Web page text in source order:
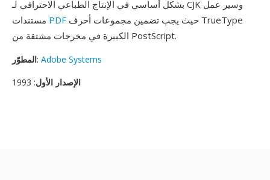
بشكل أساسي في الإنتاج الطباعي الاحترافي لـ CJK وسير عمل
PDF
الكبيرة في مخرجات مشتقة من PostScript.
المطوّر: Adobe Systems
الإصدار الأول: 1993